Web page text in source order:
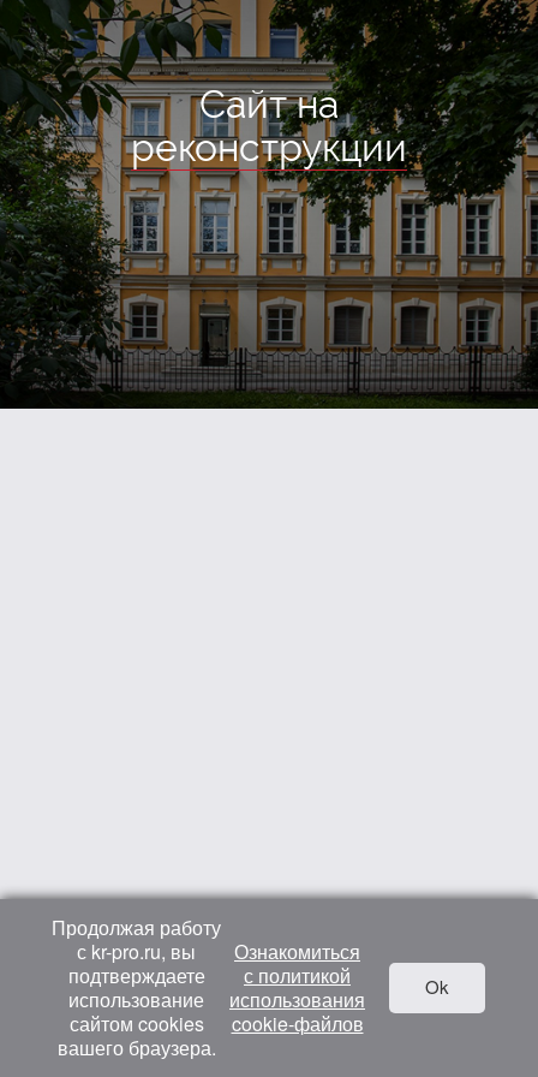
Сайт на
реконструкции
Продолжая работу
с kr-pro.ru, вы
подтверждаете
использование
сайтом cookies
вашего браузера.
Ознакомиться
с политикой
использования
cookie-файлов
Ok